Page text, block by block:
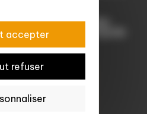
accepter
refuser